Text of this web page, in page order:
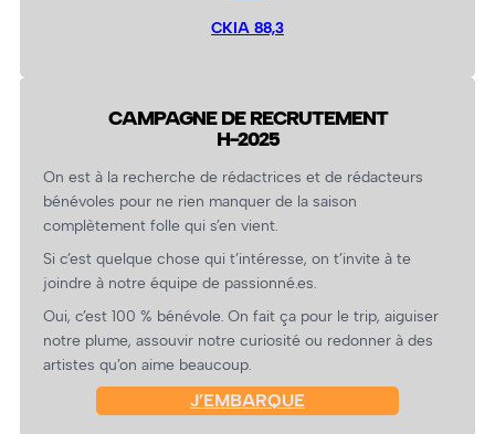
CKIA 88,3
CAMPAGNE DE RECRUTEMENT
H-2025
On est à la recherche de rédactrices et de rédacteurs
bénévoles pour ne rien manquer de la saison
complètement folle qui s’en vient.
Si c’est quelque chose qui t’intéresse, on t’invite à te
joindre à notre équipe de passionné.es.
Oui, c’est 100 % bénévole. On fait ça pour le trip, aiguiser
notre plume, assouvir notre curiosité ou redonner à des
artistes qu’on aime beaucoup.
J’EMBARQUE